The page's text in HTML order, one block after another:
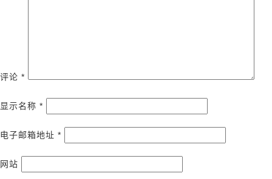
评论 *
显示名称 *
电子邮箱地址 *
网站